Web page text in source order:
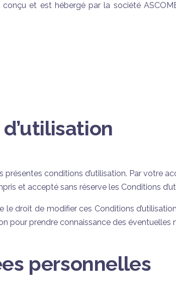
et est hébergé par la société
conditions d’utilisation. Par votre
et accepté sans réserve les Conditions
le droit de modifier ces Conditions
pour prendre connaissance des éventuelles
personnelles